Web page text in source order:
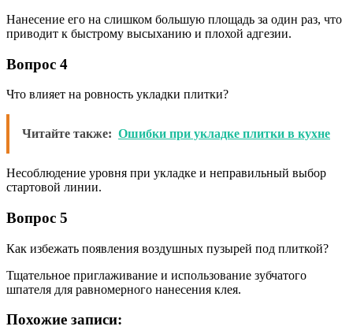
Нанесение его на слишком большую площадь за один раз, что
приводит к быстрому высыханию и плохой адгезии.
Вопрос 4
Что влияет на ровность укладки плитки?
Читайте также: Ошибки при укладке плитки в кухне
Несоблюдение уровня при укладке и неправильный выбор
стартовой линии.
Вопрос 5
Как избежать появления воздушных пузырей под плиткой?
Тщательное приглаживание и использование зубчатого
шпателя для равномерного нанесения клея.
Похожие записи: